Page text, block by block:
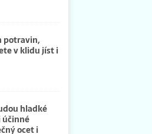
potravin,
v klidu jíst i
hladké
účinné
ocet i